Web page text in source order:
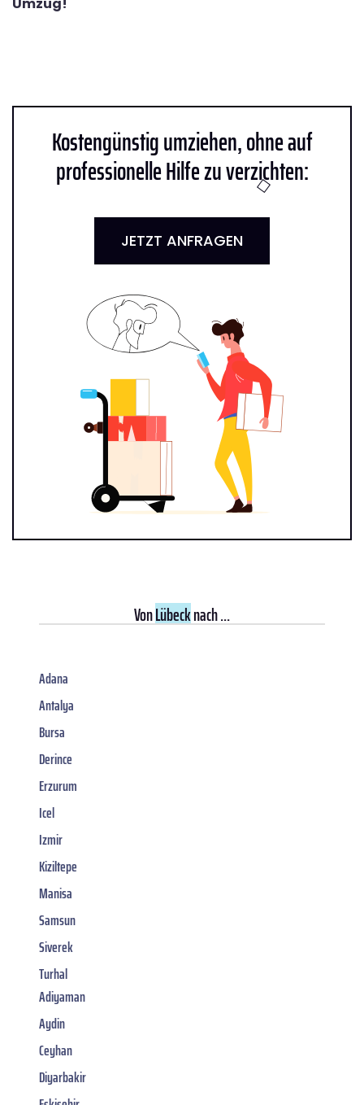
Umzug!
Kostengünstig umziehen, ohne auf
professionelle Hilfe zu verzichten:
JETZT ANFRAGEN
VonLübecknach ...
Adana
Antalya
Bursa
Derince
Erzurum
Icel
Izmir
Kiziltepe
Manisa
Samsun
Siverek
Turhal
Adiyaman
Aydin
Ceyhan
Diyarbakir